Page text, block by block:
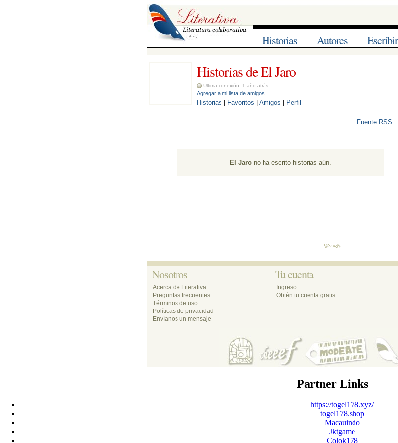
Historias Autores Escribir
Historias de El Jaro
Ultima conexión, 1 año atrás
Agregar a mi lista de amigos
Historias Favoritos Amigos Perfil
Fuente RSS
El Jarono ha escrito historias aún.
Nosotros
Acerca de Literativa
Preguntas frecuentes
Términos de uso
Políticas de privacidad
Envíanos un mensaje
Tu cuenta
Ingreso
Obtén tu cuenta gratis
Partner Links
https://togel178.xyz/
togel178.shop
Macauindo
Jktgame
Colok178